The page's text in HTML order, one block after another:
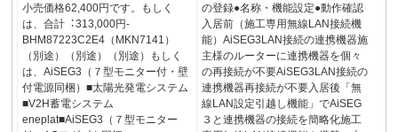
小売価格62,400円です。もしく
は、合計︓313,000円­­­
BHM87223C2E4（MKN7141）
（別途）（別途）（別途）もしく
は、AiSEG3（７型モニター付・壁
付電源同梱）■太陽光発電システム
■V2H蓄電システム
eneplat■AiSEG3（７型モニター
の登録●名称・機能設定●動作確認
入居前（施工専用無線LAN接続機
能）AiSEG3LAN接続の連携機器施
主様のルーターに連携機器を個々
の再接続が不要AiSEG3LAN接続の
連携機器再接続が不要入居後「無
線LAN設定引越し機能」でAiSEG
３と連携機器の接続を簡略化施工